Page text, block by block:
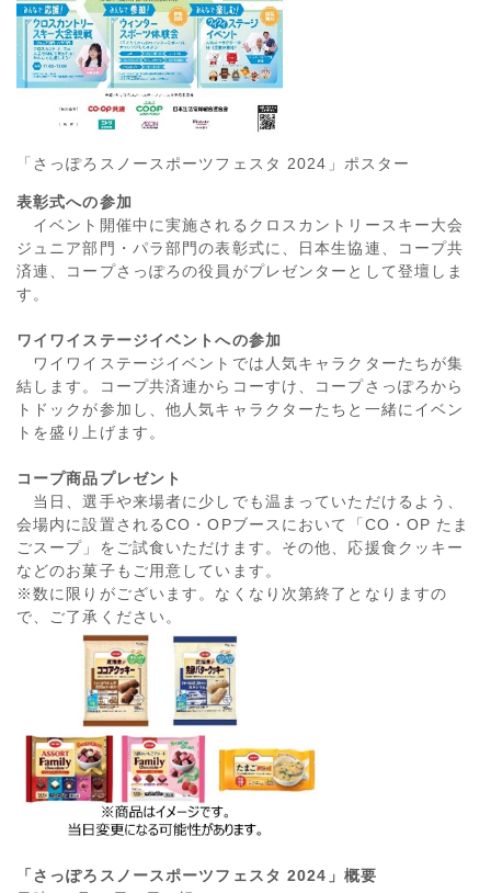
「さっぽろスノースポーツフェスタ 2024」ポスター
表彰式への参加
イベント開催中に実施されるクロスカントリースキー大会
ジュニア部門・パラ部門の表彰式に、日本生協連、コープ共
済連、コープさっぽろの役員がプレゼンターとして登壇しま
す。
ワイワイステージイベントへの参加
ワイワイステージイベントでは人気キャラクターたちが集
結します。コープ共済連からコーすけ、コープさっぽろから
トドックが参加し、他人気キャラクターたちと一緒にイベン
トを盛り上げます。
コープ商品プレゼント
当日、選手や来場者に少しでも温まっていただけるよう、
会場内に設置されるCO・OPブースにおいて「CO・OP たま
ごスープ」をご試食いただけます。その他、応援食クッキー
などのお菓子もご用意しています。
※数に限りがございます。なくなり次第終了となりますの
で、ご了承ください。
「さっぽろスノースポーツフェスタ 2024」概要